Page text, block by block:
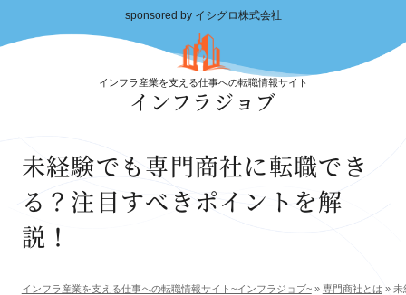
インフラ産業を支える仕事への転職情報サイト
インフラジョブ
sponsored by イシグロ株式会社
未経験でも専門商社に転職でき
る？注目すべきポイントを解
説！
インフラ産業を支える仕事への転職情報サイト~インフラジョブ~» 専門商社とは » 未